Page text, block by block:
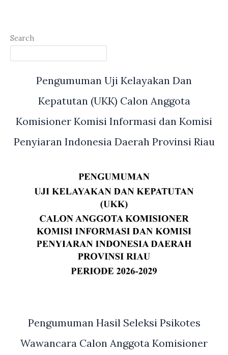
Search
Pengumuman Uji Kelayakan Dan
Kepatutan (UKK) Calon Anggota
Komisioner Komisi Informasi dan Komisi
Penyiaran Indonesia Daerah Provinsi Riau
Pengumuman Hasil Seleksi Psikotes
Wawancara Calon Anggota Komisioner